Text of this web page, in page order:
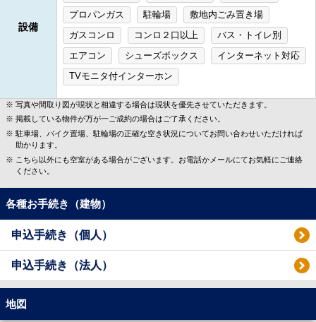
設備
プロパンガス
駐輪場
敷地内ごみ置き場
ガスコンロ
コンロ２口以上
バス・トイレ別
エアコン
シューズボックス
インターネット対応
TVモニタ付インターホン
写真や間取り図が現状と相違する場合は現状を優先させていただきます。
掲載している物件が万が一ご成約の場合はご了承ください。
駐車場、バイク置場、駐輪場の正確な空き状況についてお問い合わせいただければ
助かります。
こちら以外にも空室がある場合がございます。お電話かメールにてお気軽にご連絡
ください。
各種お手続き（建物）
申込手続き（個人）
申込手続き（法人）
地図